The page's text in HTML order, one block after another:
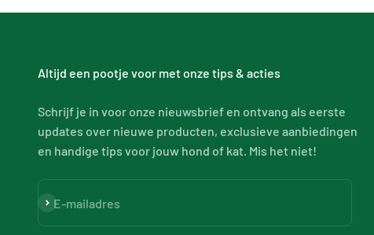
Altijd een pootje voor met onze tips & acties
Schrijf je in voor onze nieuwsbrief en ontvang als eerste
updates over nieuwe producten, exclusieve aanbiedingen
en handige tips voor jouw hond of kat. Mis het niet!
E-mailadres
Abonneren